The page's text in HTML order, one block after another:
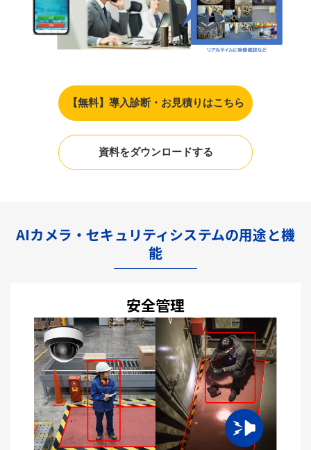
【無料】導入診断・お見積りはこちら
資料をダウンロードする
AIカメラ・セキュリティシステムの用途と機
能
安全管理